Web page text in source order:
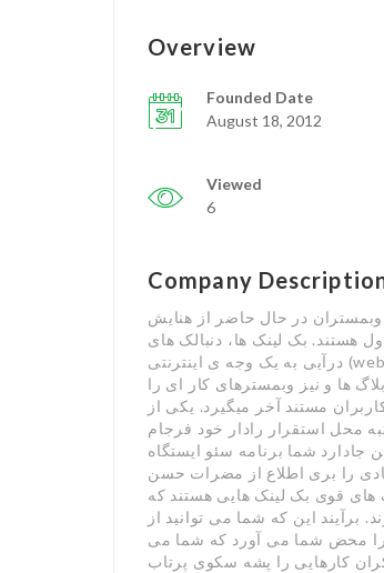
Overview
Founded Date
August 18, 2012
Viewed
6
Company
نزدیک هماد وبمستران در حال حاضر از هنایش
هستند. بک لینک ها، دنبالک های
درآیی به یک وجه ی اینترنتی (webpage) هستند. تارنما آراسئو توسط نمودن صدها پکیج ناساز بک لینک دائمی و
ها و نیز وبمسترهای کار ای را
مستند آخر میگیرد. یکی از
محل استقرار رادار خود فرجام
شما برنامه سئو ایستگاه
را بری اطلاع از مضرات حسن
های قوی بک لینک هایی هستند که
این که شما می توانید از
را محض شما می آورد که شما می
کارهایی را پشه سکوی پرتاب